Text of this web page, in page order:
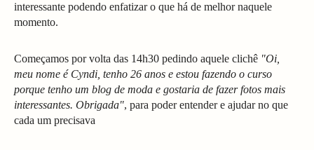
interessante podendo enfatizar o que há de melhor naquele
momento.
Começamos por volta das 14h30 pedindo aquele clichê "Oi,
meu nome é Cyndi, tenho 26 anos e estou fazendo o curso
porque tenho um blog de moda e gostaria de fazer fotos mais
interessantes. Obrigada", para poder entender e ajudar no que
cada um precisava